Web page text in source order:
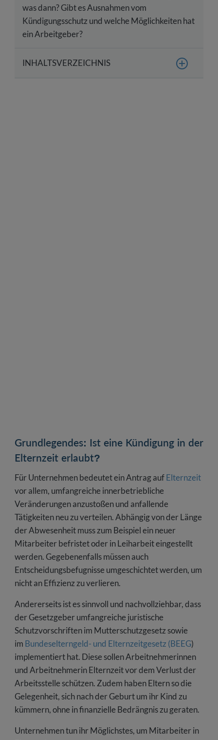
was dann? Gibt es Ausnahmen vom
Kündigungsschutz und welche Möglichkeiten hat
ein Arbeitgeber?
INHALTSVERZEICHNIS
Grundlegendes: Ist eine Kündigung in der
Elternzeit erlaubt?
Für Unternehmen bedeutet ein Antrag aufElternzeit
vor allem, umfangreiche innerbetriebliche
Veränderungen anzustoßen und anfallende
Tätigkeiten neu zu verteilen. Abhängig von der Länge
der Abwesenheit muss zum Beispiel ein neuer
Mitarbeiter befristet oder in Leiharbeit eingestellt
werden. Gegebenenfalls müssen auch
Entscheidungsbefugnisse umgeschichtet werden, um
nicht an Effizienz zu verlieren.
Andererseits ist es sinnvoll und nachvollziehbar, dass
der Gesetzgeber umfangreiche juristische
Schutzvorschriften im Mutterschutzgesetz sowie
im Bundeselterngeld- und Elternzeitgesetz (BEEG)
implementiert hat. Diese sollen Arbeitnehmerinnen
und Arbeitnehmerin Elternzeit vor dem Verlust der
Arbeitsstelle schützen. Zudem haben Eltern so die
Gelegenheit, sich nach der Geburt um ihr Kind zu
kümmern, ohne in finanzielle Bedrängnis zu geraten.
Unternehmen tun ihr Möglichstes, um Mitarbeiter in